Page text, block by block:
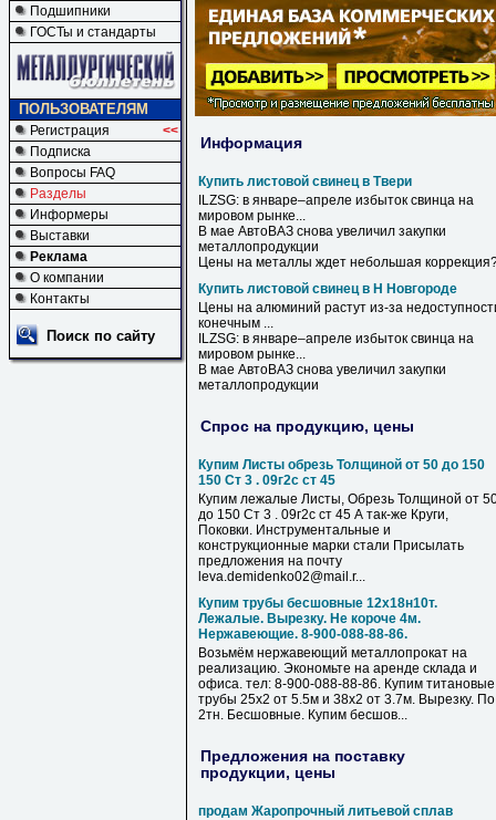
Подшипники
ГОСТы и стандарты
ПОЛЬЗОВАТЕЛЯМ
Регистрация
<<
Подписка
Вопросы FAQ
Разделы
Информеры
Выставки
Реклама
О компании
Контакты
Поиск по сайту
Информация
Купить листовой свинец в Твери
ILZSG: в январе–апреле избыток свинца на
мировом рынке...
В мае АвтоВАЗ снова увеличил закупки
металлопродукции
Цены на металлы ждет небольшая
Купить листовой свинец в Н Новгороде
Цены на алюминий растут из-за
конечным ...
ILZSG: в январе–апреле избыток свинца на
мировом рынке...
В мае АвтоВАЗ снова увеличил закупки
металлопродукции
Спрос на продукцию, цены
Купим Листы обрезь Толщиной от 50 до 150
150 Ст 3 . 09г2с ст 45
Купим лежалые Листы, Обрезь Толщиной от
до 150 Ст 3 . 09г2с ст 45 А так-же Круги,
Поковки. Инструментальные и
конструкционные марки стали Присылать
предложения на почту
leva.demidenko02@mail.r...
Купим трубы бесшовные 12х18н10т.
Лежалые. Вырезку. Не короче 4м.
Нержавеющие. 8-900-088-88-86.
Возьмём нержавеющий металлопрокат на
реализацию. Экономьте на аренде склада и
офиса. тел: 8-900-088-88-86. Купим титановые
трубы 25х2 от 5.5м и 38х2 от 3.7м. Вырезку. По
2тн. Бесшовные. Купим бесшов...
Предложения на поставку
продукции, цены
продам Жаропрочный литьевой сплав